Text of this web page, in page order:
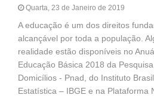
Quarta, 23 de Janeiro de 2019
A educação é um dos direitos
alcançável por toda a população.
realidade estão disponíveis no
Educação Básica 2018 da
Domicílios - Pnad, do Instituto
Estatística – IBGE e na Plataforma